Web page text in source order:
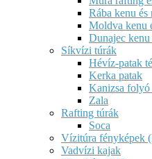
Rába kenu és
Moldva kenu
Dunajec
Síkvízi túrák
Hévíz-patak
Kerka patak
Kanizsa folyó
Zala
Rafting túrák
Soca
Vízitúra fényképek
Vadvízi kajak